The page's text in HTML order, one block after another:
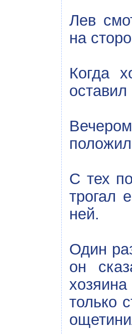
Лев
на
Когда
оставил
С тех
трогал
ней.
Один
он
хозяина
только